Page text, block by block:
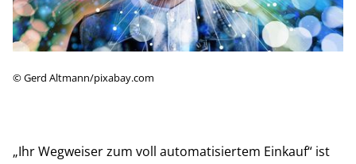
©Gerd Altmann/pixabay.com
„Ihr Wegweiser zum voll automatisiertem Einkauf“ ist